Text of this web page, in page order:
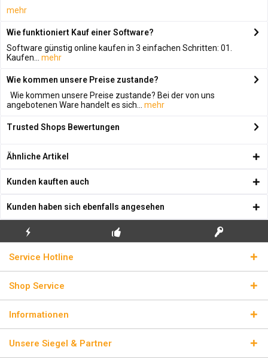
mehr
Wie funktioniert Kauf einer Software?
Software günstig online kaufen in 3 einfachen Schritten: 01.
Kaufen...
mehr
Wie kommen unsere Preise zustande?
Wie kommen unsere Preise zustande? Bei der von uns
angebotenen Ware handelt es sich...
mehr
Trusted Shops Bewertungen
Ähnliche Artikel
Kunden kauften auch
Kunden haben sich ebenfalls angesehen
BLITZVERSAND
LIZENZSCHLÜSSEL
Service Hotline
Shop Service
Informationen
Unsere Siegel & Partner